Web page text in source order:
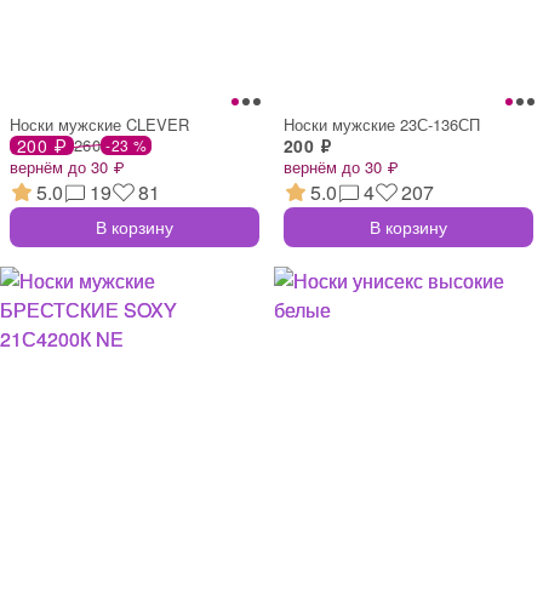
Носки мужские CLEVER
200 ₽ 260 -23 %
вернём до 30 ₽
5.0 19 81
В корзину
Носки мужские 23С-136СП
200 ₽
вернём до 30 ₽
5.0 4 207
В корзину